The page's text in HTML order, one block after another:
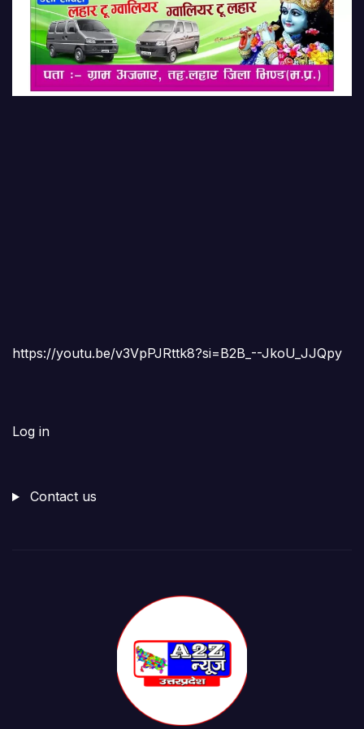
https://youtu.be/v3VpPJRttk8?si=B2B_--JkoU_JJQpy
Log in
Contact us